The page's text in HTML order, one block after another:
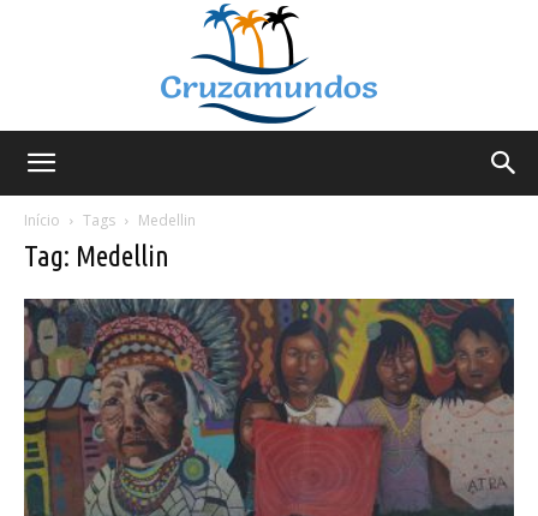
Início
Tags Medellin
Tag: Medellin